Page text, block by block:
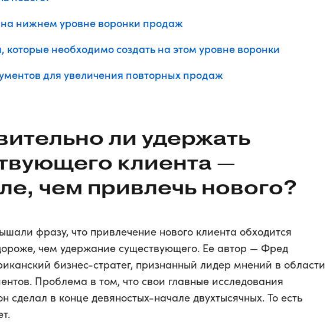
нижнем уровне воронки продаж
которые необходимо создать на этом уровне воронки
для увеличения повторных продаж
ли удержать
клиента —
чем привлечь нового?
фразу, что привлечение нового клиента обходится
чем удержание существующего. Ее автор — Фред
бизнес-стратег, признанный лидер мнений в области
Проблема в том, что свои главные исследования
сделал в конце девяностых-начале двухтысячных. То есть